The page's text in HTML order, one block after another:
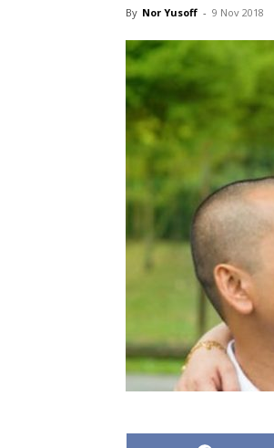
By Nor Yusoff - 9 Nov 2018